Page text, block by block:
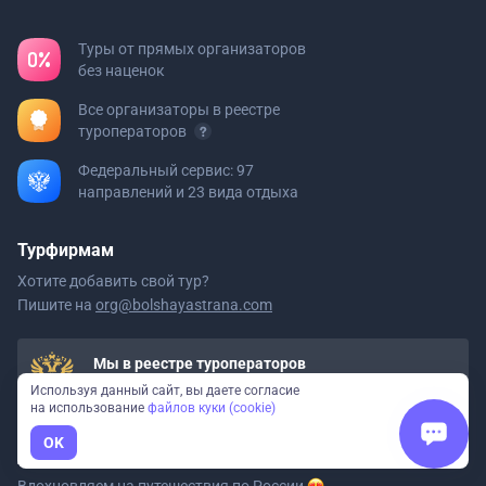
Туры от прямых организаторов
без наценок
Все организаторы в реестре
туроператоров
Федеральный сервис: 97
направлений и 23 вида отдыха
Турфирмам
Хотите добавить свой тур?
Пишите на org@bolshayastrana.com
Мы в реестре туроператоров
ООО «Большая Страна» РТО 020723
Давайте дружить
Используя данный сайт, вы даете согласие
на использование файлов куки (cookie)
OK